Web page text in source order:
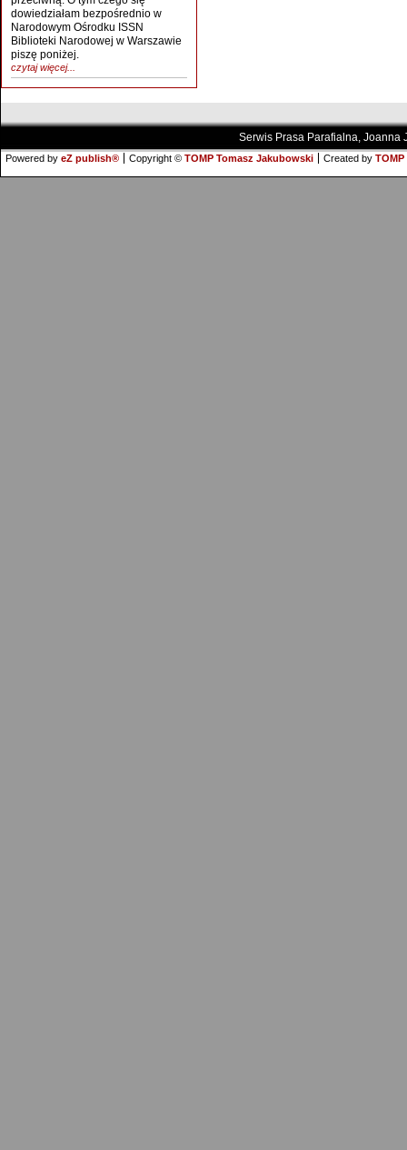
dowiedziałam bezpośrednio w
Narodowym Ośrodku ISSN
Biblioteki Narodowej w Warszawie
piszę poniżej.
czytaj więcej...
Serwis Prasa Parafialna, Joanna
Powered by eZ publish® Copyright © TOMP Tomasz Jakubowski Created by TOMP